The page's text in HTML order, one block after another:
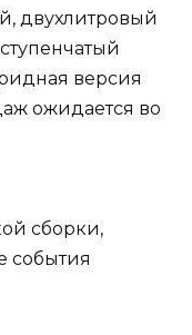
двухлитровый
версия
ожидается во